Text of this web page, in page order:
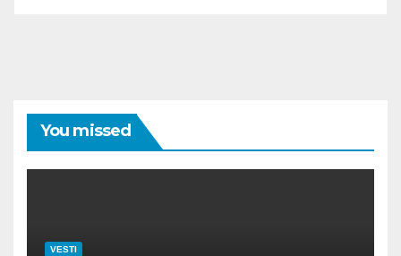
You missed
VESTI